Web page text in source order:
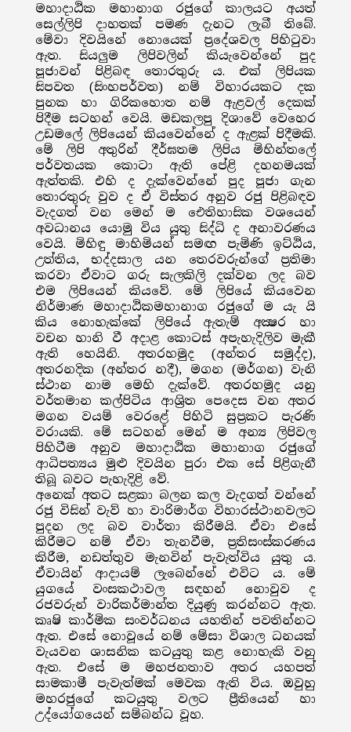
මහාදාඨික මහානාග රජුගේ කාලයට අයත්
සෙල්ලිපි දාහතක් පමණ දැනට ලැබී තිබේ.
මේවා දිවයිනේ නොයෙක් ප්‍රදේශවල පිහිටුවා
ඇත. සියලුම ලිපිවලින් කියැවෙන්නේ පුද
පූජාවන් පිළිබඳ තොරතුරු ය. එක් ලිපියක
සිපවත (සිංහපර්වත) නම් විහාරයකට දක
පුනක හා ගිරිකහොත නම් ඇළවල් දෙකක්
පිදීම සටහන් වෙයි. මඩකලපු දිශාවේ වෙහෙර
උඩමලේ ලිපියෙන් කියවෙන්නේ ද ඇළක් පිදීමකි.
මේ ලිපි අතුරින් දීර්ඝතම ලිපිය මිහින්තලේ
පර්වතයක කොටා ඇති පේළි දහනමයක්
ඇත්තකි. එහි ද දැක්වෙන්නේ පුද පූජා ගැන
තොරතුරු වුව ද ඒ විස්තර අනුව රජු පිළිබඳව
වැදගත් වන මෙන් ම ඓතිහාසික වශයෙන්
අවධානය යොමු විය යුතු සිද්ධි ද අනාවරණය
වෙයි. මිහිඳු මාහිමියන් සමඟ පැමිණි ඉට්ඨිය,
උත්තිය, භද්දසාල යන තෙරවරුන්ගේ ප්‍රතිමා
කරවා ඒවාට ගරු සැලකිලි දක්වන ලද බව
එම ලිපියෙන් කියවේ. මේ ලිපියේ කියවෙන
නිර්මාණ මහාදාඨිකමහානාග රජුගේ ම යැ යි
කිය නොහැක්කේ ලිපියේ ඇතැම් අක්‍ෂර හා
වචන හානි වී අදාළ කොටස් අපැහැදිලිව මැකී
ඇති හෙයිනි. අතරහමුද (අන්තර සමුද්ද),
අතරනදික (අන්තර නදී), මගන (මර්ගන) වැනි
ස්ථාන නාම මෙහි දැක්වේ. අතරහමුද යනු
වර්තමාන කල්පිටිය ආශ්‍රිත පෙදෙස වන අතර
මගන වයම් වෙරළේ පිහිටි සුප්‍රකට පැරණි
වරායකි. මේ සටහන් මෙන් ම අන්‍ය ලිපිවල
පිහිටීම අනුව මහාදාඨික මහානාග රජුගේ
ආධිපත්‍යය මුළු දිවයින පුරා එක සේ පිළිගැනී
තිබූ බවට පැහැදිළි වේ.
අනෙක් අතට සළකා බලන කල වැදගත් වන්නේ
රජු විසින් වැව් හා වාරිමාර්ග විහාරස්ථානවලට
පුදන ලද බව වාර්තා කිරීමයි. ඒවා එසේ
කිරීමට නම් ඒවා තැනවීම, ප්‍රතිසංස්කරණය
කිරීම, නඩත්තුව මැනවින් පැවැත්විය යුතු ය.
ඒවායින් ආදායම් ලැබෙන්නේ එවිට ය. මේ
යුගයේ වංසකථාවල සඳහන් නොවුව ද
රජවරුන් වාරිකර්මාන්ත දියුණු කරන්නට ඇත.
කෘෂි කාර්මික සංවර්ධනය යහතින් පවතින්නට
ඇත. එසේ නොවූයේ නම් මේසා විශාල ධනයක්
වැයවන ශාසනික කටයුතු කළ නොහැකි වනු
ඇත. එසේ ම මහජනතාව අතර යහපත්
සාමකාමී පැවැත්මක් මෙවක ඇති විය. ඔවුහු
මහරජුගේ කටයුතු වලට ප්‍රීතියෙන් හා
උද්යෝගයෙන් සම්බන්ධ වූහ.